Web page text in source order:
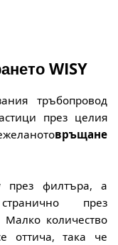
WISY
тръбопровод
през целия
връщане
през филтъра, а
през
Малко количество
оттича, така че